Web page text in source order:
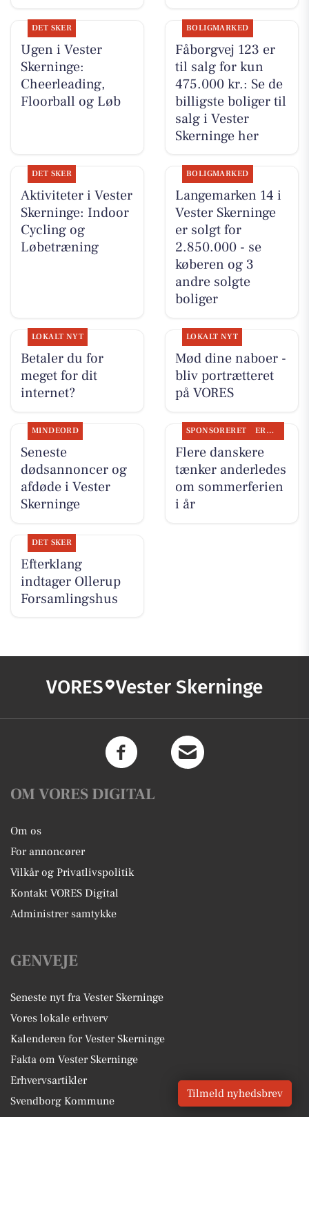
DET SKER
Ugen i Vester
Skerninge:
Cheerleading,
Floorball og Løb
BOLIGMARKED
Fåborgvej 123 er
til salg for kun
475.000 kr.: Se de
billigste boliger til
salg i Vester
Skerninge her
DET SKER
Aktiviteter i Vester
Skerninge: Indoor
Cycling og
Løbetræning
BOLIGMARKED
Langemarken 14 i
Vester Skerninge
er solgt for
2.850.000 - se
køberen og 3
andre solgte
boliger
LOKALT NYT
Betaler du for
meget for dit
internet?
LOKALT NYT
Mød dine naboer -
bliv portrætteret
på VORES
MINDEORD
Seneste
dødsannoncer og
afdøde i Vester
Skerninge
SPONSORERET ERHVERV
Flere danskere
tænker anderledes
om sommerferien
i år
DET SKER
Efterklang
indtager Ollerup
Forsamlingshus
VORES Vester Skerninge
OM VORES DIGITAL
Om os
For annoncører
Vilkår og Privatlivspolitik
Kontakt VORES Digital
Administrer samtykke
GENVEJE
Seneste nyt fra Vester Skerninge
Vores lokale erhverv
Kalenderen for Vester Skerninge
Fakta om Vester Skerninge
Erhvervsartikler
Svendborg Kommune
Tilmeld nyhedsbrev